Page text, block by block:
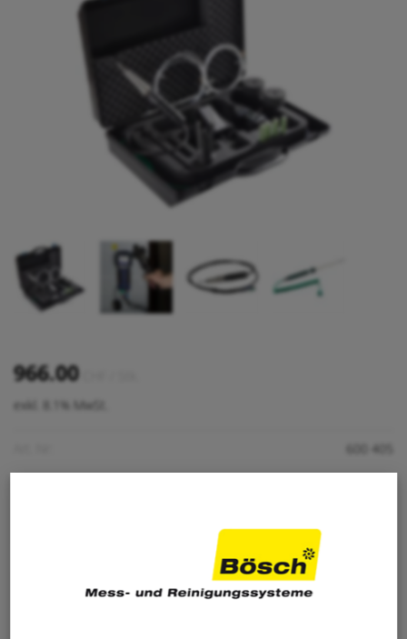
966.00
exkl. 8.1% MwSt.
600 405
IN DEN WARENKORB